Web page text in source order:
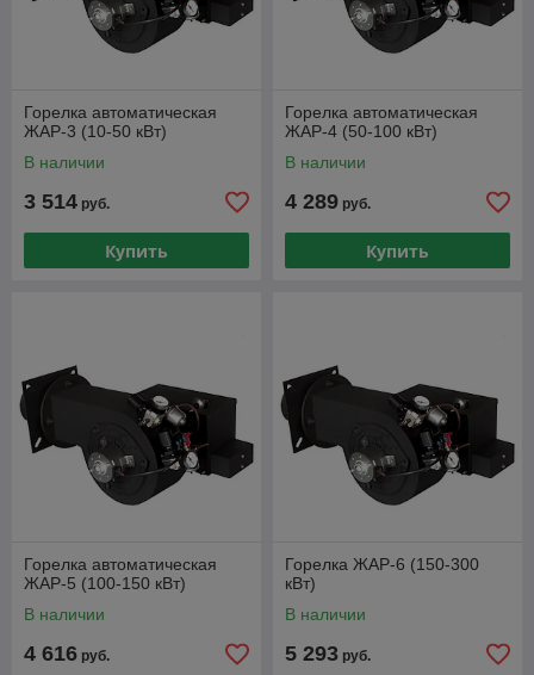
Горелка автоматическая
ЖАР-3 (10-50 кВт)
В наличии
3 514 руб.
Купить
Горелка автоматическая
ЖАР-4 (50-100 кВт)
В наличии
4 289 руб.
Купить
Горелка автоматическая
ЖАР-5 (100-150 кВт)
В наличии
4 616 руб.
Горелка ЖАР-6 (150-300
кВт)
В наличии
5 293 руб.